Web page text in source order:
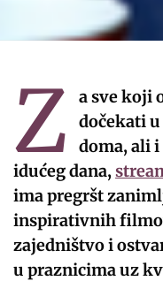
Z
a sve koji
dočekati
doma, ali
idućeg dana,
ima pregršt
inspirativnih
zajedništvo i
u praznicima uz